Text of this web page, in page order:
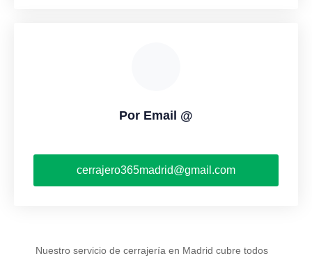
Por Email @
cerrajero365madrid@gmail.com
Nuestro servicio de cerrajería en Madrid cubre todos